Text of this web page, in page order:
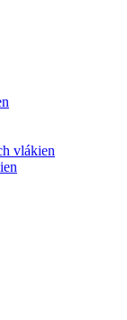
vlákien